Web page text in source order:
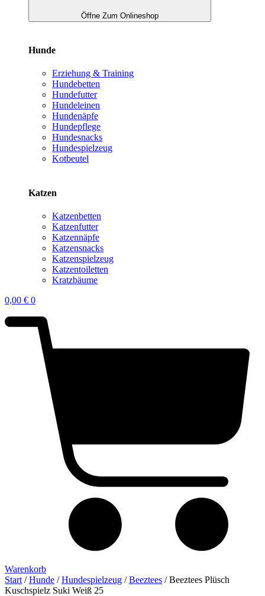
Öffne Zum Onlineshop
Hunde
Erziehung & Training
Hundebetten
Hundefutter
Hundeleinen
Hundenäpfe
Hundepflege
Hundesnacks
Hundespielzeug
Kotbeutel
Katzen
Katzenbetten
Katzenfutter
Katzennäpfe
Katzensnacks
Katzenspielzeug
Katzentoiletten
Kratzbäume
0,00 € 0
Warenkorb
Start /Hunde /Hundespielzeug /Beeztees / Beeztees Plüsch
Kuschspielz Suki Weiß 25